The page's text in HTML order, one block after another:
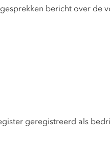
bericht over de
geregistreerd als